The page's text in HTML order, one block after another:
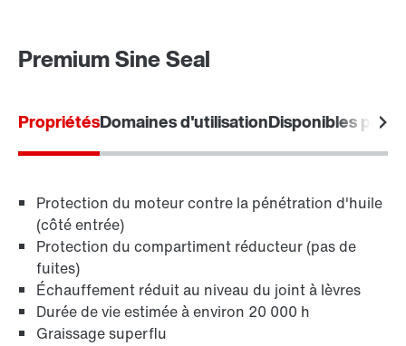
Premium Sine Seal
PropriétésDomaines d'utilisationDisponibles pour
Protection du moteur contre la pénétration d'huile
(côté entrée)
Protection du compartiment réducteur (pas de
fuites)
Échauffement réduit au niveau du joint à lèvres
Durée de vie estimée à environ 20 000 h
Graissage superflu